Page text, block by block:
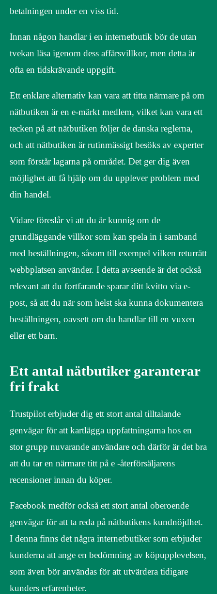
betalningen under en viss tid.
Innan någon handlar i en internetbutik bör de utan
tvekan läsa igenom dess affärsvillkor, men detta är
ofta en tidskrävande uppgift.
Ett enklare alternativ kan vara att titta närmare på om
nätbutiken är en e-märkt medlem, vilket kan vara ett
tecken på att nätbutiken följer de danska reglerna,
och att nätbutiken är rutinmässigt besöks av experter
som förstår lagarna på området. Det ger dig även
möjlighet att få hjälp om du upplever problem med
din handel.
Vidare föreslår vi att du är kunnig om de
grundläggande villkor som kan spela in i samband
med beställningen, såsom till exempel vilken returrätt
webbplatsen använder. I detta avseende är det också
relevant att du fortfarande sparar ditt kvitto via e-
post, så att du när som helst ska kunna dokumentera
beställningen, oavsett om du handlar till en vuxen
eller ett barn.
Ett antal nätbutiker garanterar
fri frakt
Trustpilot erbjuder dig ett stort antal tilltalande
genvägar för att kartlägga uppfattningarna hos en
stor grupp nuvarande användare och därför är det bra
att du tar en närmare titt på e -återförsäljarens
recensioner innan du köper.
Facebook medför också ett stort antal oberoende
genvägar för att ta reda på nätbutikens kundnöjdhet.
I denna finns det några internetbutiker som erbjuder
kunderna att ange en bedömning av köpupplevelsen,
som även bör användas för att utvärdera tidigare
kunders erfarenheter.